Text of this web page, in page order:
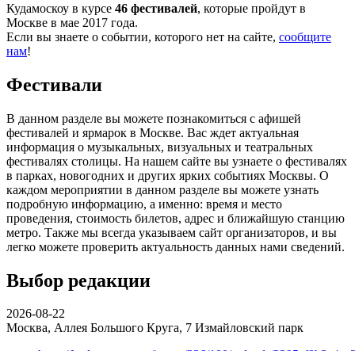
Кудамоскоу в курсе 46 фестивалей, которые пройдут в
Москве в мае 2017 года.
Если вы знаете о событии, которого нет на сайте, сообщите
нам!
Фестивали
В данном разделе вы можете познакомиться с афишей
фестивалей и ярмарок в Москве. Вас ждет актуальная
информация о музыкальных, визуальных и театральных
фестивалях столицы. На нашем сайте вы узнаете о фестивалях
в парках, новогодних и других ярких событиях Москвы. О
каждом мероприятии в данном разделе вы можете узнать
подробную информацию, а именно: время и место
проведения, стоимость билетов, адрес и ближайшую станцию
метро. Также мы всегда указываем сайт организаторов, и вы
легко можете проверить актуальность данных нами сведений.
Выбор редакции
2026-08-22
Москва, Аллея Большого Круга, 7 Измайловский парк